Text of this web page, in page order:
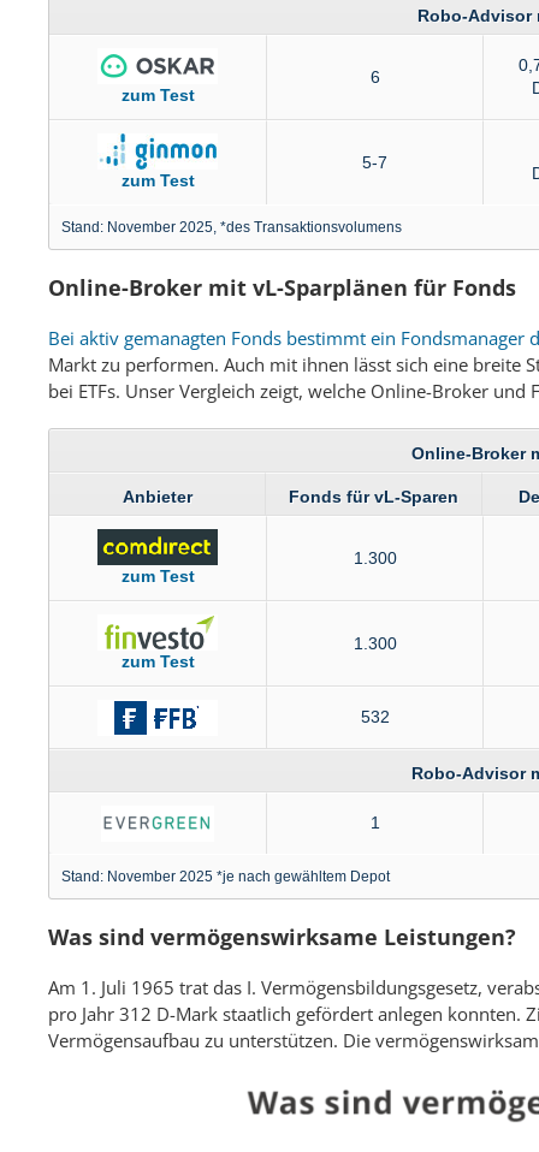
Stand: November 2025, *des Transaktionsvolumens
Robo-Advisor
zum Test
6
zum Test
5-7
Online-Broker mit vL-Sparplänen für Fonds
Bei aktiv gemanagten Fonds bestimmt ein Fondsmanager
Markt zu performen. Auch mit ihnen lässt sich eine breite
bei ETFs. Unser Vergleich zeigt, welche Online-Broker
Online-Broker
Anbieter Fonds für vL-Sparen
Stand: November 2025 *je nach gewähltem Depot
zum Test
1.300
zum Test
1.300
532
Robo-Advisor
1
Was sind vermögenswirksame Leistungen?
Am 1. Juli 1965 trat das I. Vermögensbildungsgesetz,
pro Jahr 312 D-Mark staatlich gefördert anlegen konnten.
Vermögensaufbau zu unterstützen. Die